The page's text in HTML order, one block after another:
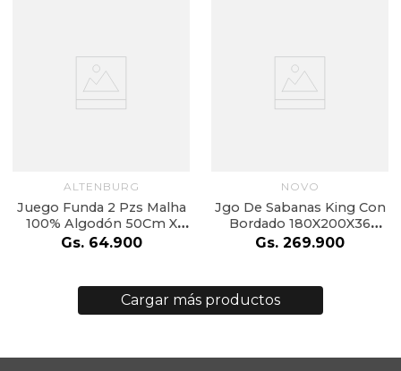
ALTENBURG
Juego Funda 2 Pzs Malha
100% Algodón 50Cm X
70Cm Blanco
Gs. 64.900
NOVO
Jgo De Sabanas King Con
Bordado 180X200X36
Blanco
Gs. 269.900